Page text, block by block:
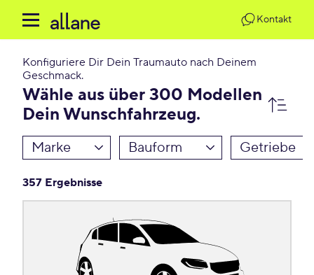
Kontakt
Konfiguriere Dir Dein Traumauto nach Deinem
Geschmack.
Wähle aus über 300 Modellen
Dein Wunschfahrzeug.
Marke Bauform Getriebe
357 Ergebnisse